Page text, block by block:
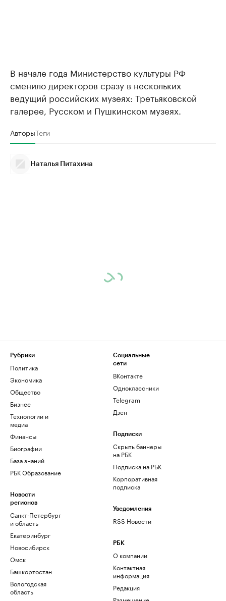
В начале года Министерство культуры РФ
сменило директоров сразу в нескольких
ведущий российских музеях: Третьяковской
галерее, Русском и Пушкинском музеях.
АвторыТеги
Наталья Питахина
Рубрики
Политика
Экономика
Общество
Бизнес
Технологии и
медиа
Финансы
Биографии
База знаний
РБК Образование
Новости
регионов
Санкт-Петербург
и область
Екатеринбург
Новосибирск
Омск
Башкортостан
Вологодская
область
Социальные
сети
ВКонтакте
Одноклассники
Telegram
Дзен
Подписки
Скрыть баннеры
на РБК
Подписка на РБК
Корпоративная
подписка
Уведомления
RSS Новости
РБК
О компании
Контактная
информация
Редакция